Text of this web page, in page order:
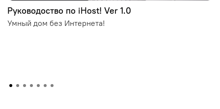
Руководоство по iHost! Ver 1.0
Умный дом без Интернета!